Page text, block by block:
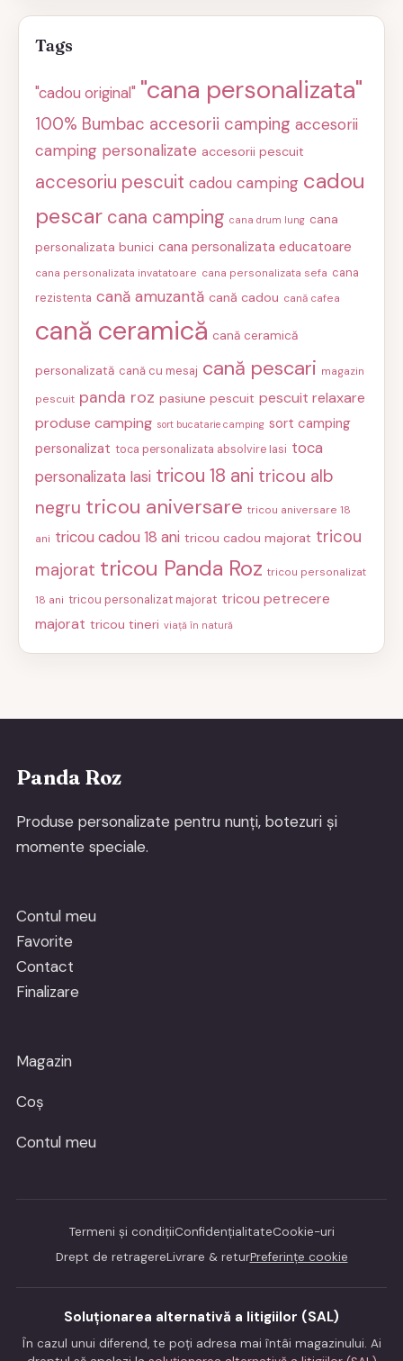
Tags
"cadou original" "cana personalizata"
100% Bumbac accesorii camping accesorii
camping personalizate accesorii pescuit
accesoriu pescuit cadou camping cadou
pescar cana camping cana drum lung cana
personalizata bunici cana personalizata educatoare
cana personalizata invatatoare cana personalizata sefa cana
rezistenta cană amuzantă cană cadou cană cafea
cană ceramică cană ceramică
personalizată cană cu mesaj cană pescari magazin
pescuit panda roz pasiune pescuit pescuit relaxare
produse camping sort bucatarie camping sort camping
personalizat toca personalizata absolvire Iasi toca
personalizata Iasi tricou 18 ani tricou alb
negru tricou aniversare tricou aniversare 18
ani tricou cadou 18 ani tricou cadou majorat tricou
majorat tricou Panda Roz tricou personalizat
18 ani tricou personalizat majorat tricou petrecere
majorat tricou tineri viață în natură
Panda Roz
Produse personalizate pentru nunți, botezuri și
momente speciale.
Contul meu
Favorite
Contact
Finalizare
Magazin
Coș
Contul meu
Termeni și condițiiConfidențialitateCookie-uri
Drept de retragereLivrare & returPreferințe cookie
Soluționarea alternativă a litigiilor (SAL)
În cazul unui diferend, te poți adresa mai întâi magazinului. Ai